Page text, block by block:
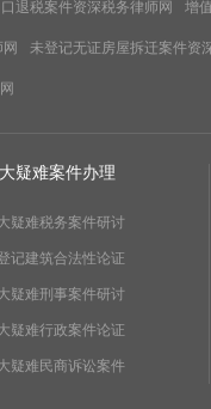
退税案件资深税务律师网 增
未登记无证房屋拆迁案件资
疑难案件办理
疑难税务案件研讨
记建筑合法性论证
疑难刑事案件研讨
疑难行政案件论证
疑难民商诉讼案件